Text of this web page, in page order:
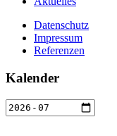
Datenschutz
Impressum
Referenzen
Kalender